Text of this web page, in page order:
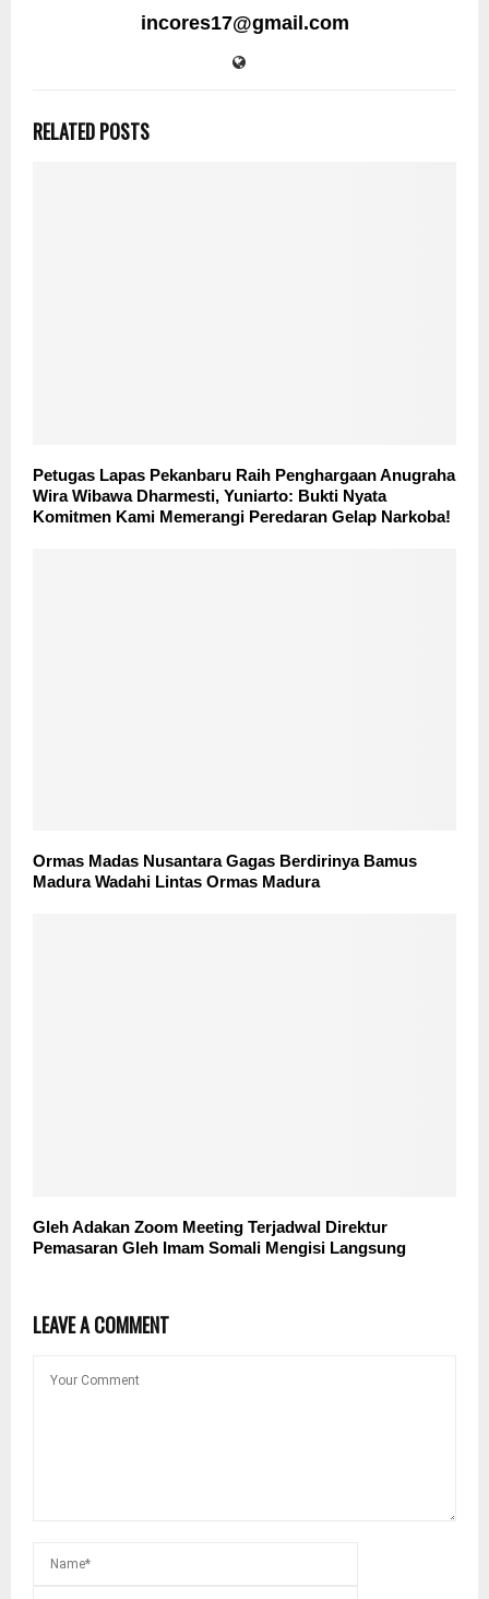
incores17@gmail.com
RELATED POSTS
Petugas Lapas Pekanbaru Raih Penghargaan Anugraha
Wira Wibawa Dharmesti, Yuniarto: Bukti Nyata
Komitmen Kami Memerangi Peredaran Gelap Narkoba!
Ormas Madas Nusantara Gagas Berdirinya Bamus
Madura Wadahi Lintas Ormas Madura
Gleh Adakan Zoom Meeting Terjadwal Direktur
Pemasaran Gleh Imam Somali Mengisi Langsung
LEAVE A COMMENT